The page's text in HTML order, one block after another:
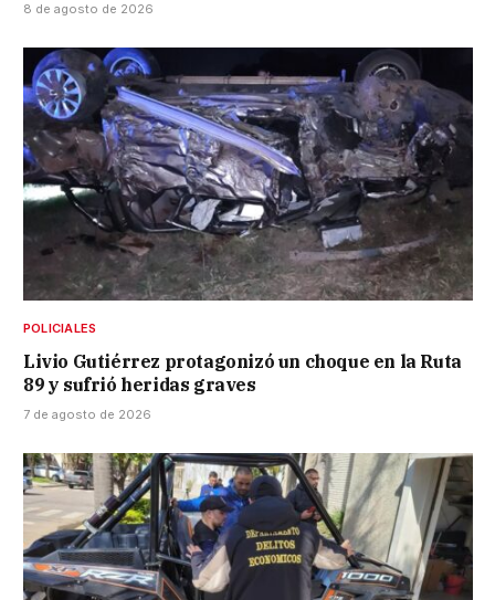
8 de agosto de 2026
POLICIALES
Livio Gutiérrez protagonizó un choque en la Ruta
89 y sufrió heridas graves
7 de agosto de 2026